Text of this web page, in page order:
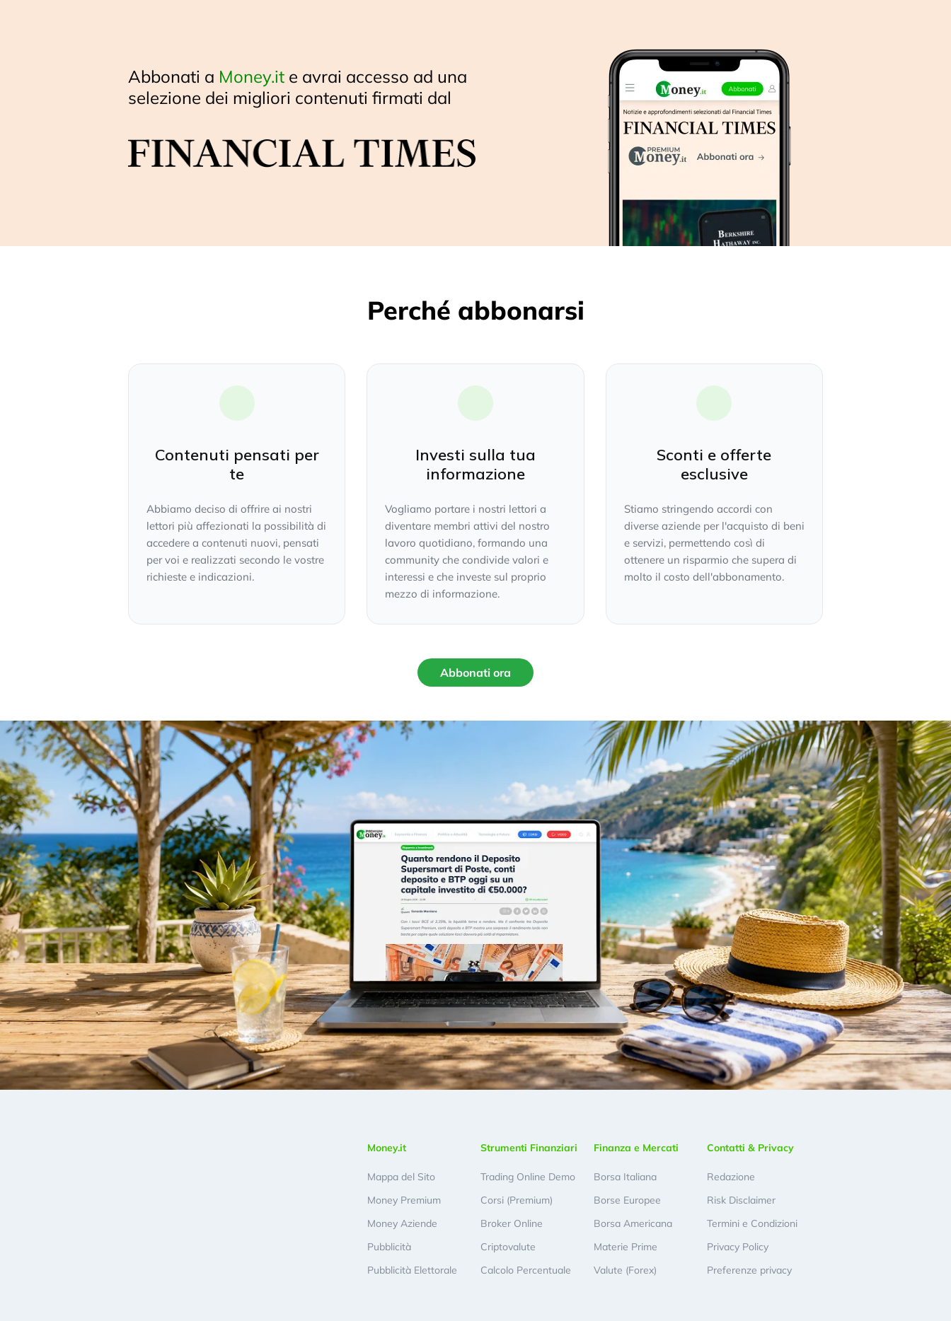
Abbonati a Money.it e avrai accesso ad una
selezione dei migliori contenuti firmati dal
Perché abbonarsi
Contenuti pensati per
te
Abbiamo deciso di offrire ai nostri
lettori più affezionati la possibilità di
accedere a contenuti nuovi, pensati
per voi e realizzati secondo le vostre
richieste e indicazioni.
Investi sulla tua
informazione
Vogliamo portare i nostri lettori a
diventare membri attivi del nostro
lavoro quotidiano, formando una
community che condivide valori e
interessi e che investe sul proprio
mezzo di informazione.
Sconti e offerte
esclusive
Stiamo stringendo accordi con
diverse aziende per l'acquisto di beni
e servizi, permettendo così di
ottenere un risparmio che supera di
molto il costo dell'abbonamento.
Abbonati ora
Money.it
Mappa del Sito
Money Premium
Money Aziende
Pubblicità
Pubblicità Elettorale
Strumenti Finanziari
Trading Online Demo
Corsi (Premium)
Broker Online
Criptovalute
Calcolo Percentuale
Finanza e Mercati
Borsa Italiana
Borse Europee
Borsa Americana
Materie Prime
Valute (Forex)
Contatti & Privacy
Redazione
Risk Disclaimer
Termini e Condizioni
Privacy Policy
Preferenze privacy